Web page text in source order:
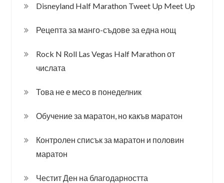
Disneyland Half Marathon Tweet Up Meet Up
Рецепта за манго-съдове за една нощ
Rock N Roll Las Vegas Half Marathon от
числата
Това не е месо в понеделник
Обучение за маратон, но какъв маратон
Контролен списък за маратон и половин
маратон
Честит Ден на благодарността